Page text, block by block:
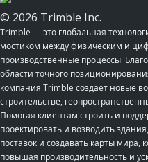
© 2026 Trimble Inc.
Trimble — это глобальная
мостиком между физическим и
производственные процессы.
области точного
компания Trimble создает новые
строительстве,
Помогая клиентам строить и
проектировать и возводить
поставок и создавать карты мира,
повышая производительность и